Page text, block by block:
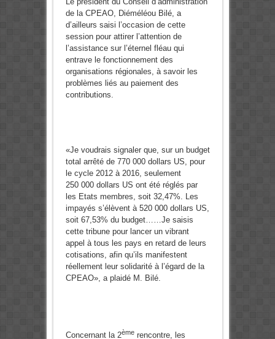
de la CPEAO, Diéméléou Bilé, a
d’ailleurs saisi l’occasion de cette
session pour attirer l’attention de
l’assistance sur l’éternel fléau qui
entrave le fonctionnement des
organisations régionales, à savoir les
problèmes liés au paiement des
contributions.
«Je voudrais signaler que, sur un budget
total arrêté de 770 000 dollars US, pour
le cycle 2012 à 2016, seulement
250 000 dollars US ont été réglés par
les Etats membres, soit 32,47%. Les
impayés s’élèvent à 520 000 dollars US,
soit 67,53% du budget……Je saisis
cette tribune pour lancer un vibrant
appel à tous les pays en retard de leurs
cotisations, afin qu’ils manifestent
réellement leur solidarité à l’égard de la
CPEAO», a plaidé M. Bilé.
Concernant la 2èmerencontre, les